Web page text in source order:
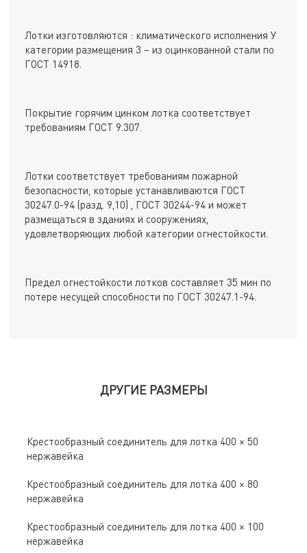
Лотки изготовляются : климатического исполнения У
категории размещения 3 – из оцинкованной стали по
ГОСТ 14918.
Покрытие горячим цинком лотка соответствует
требованиям ГОСТ 9.307.
Лотки соответствует требованиям пожарной
безопасности, которые устанавливаются ГОСТ
30247.0-94 (разд. 9,10) , ГОСТ 30244-94 и может
размещаться в зданиях и сооружениях,
удовлетворяющих любой категории огнестойкости.
Предел огнестойкости лотков составляет 35 мин по
потере несущей способности по ГОСТ 30247.1-94.
ДРУГИЕ РАЗМЕРЫ
Крестообразный соединитель для лотка 400 × 50
нержавейка
Крестообразный соединитель для лотка 400 × 80
нержавейка
Крестообразный соединитель для лотка 400 × 100
нержавейка